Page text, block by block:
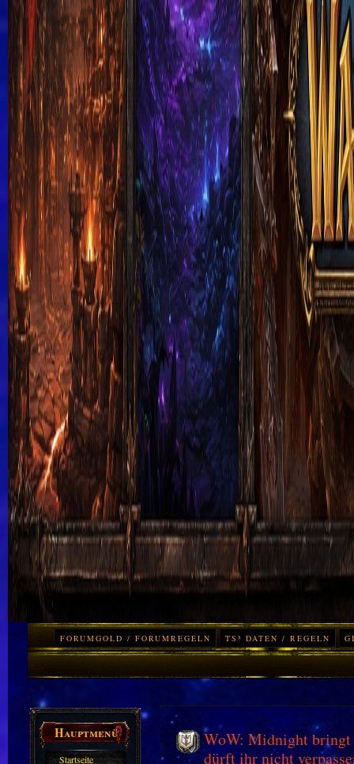
FORUMGOLD / FORUMREGELN TS³ DATEN / REGELN
Hauptmenü
Startseite
WoW: Midnight bringt
dürft ihr nicht